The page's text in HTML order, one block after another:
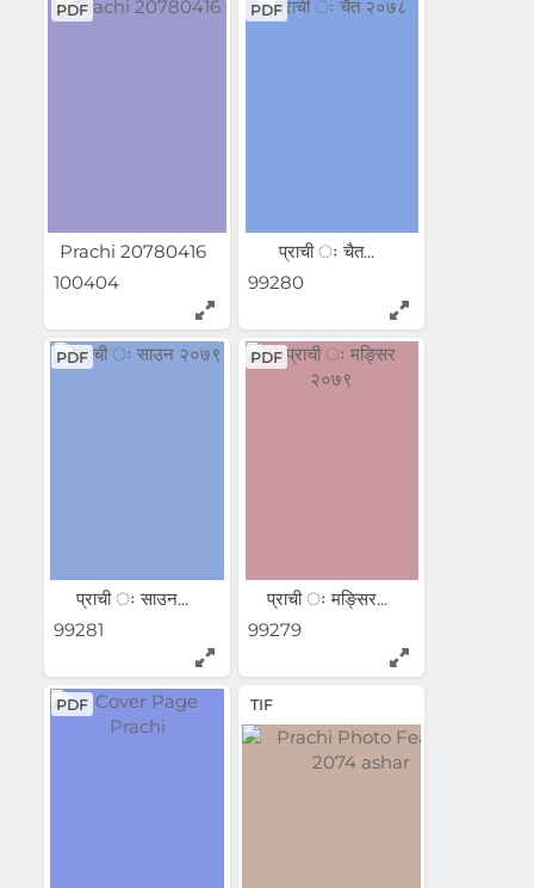
PDF
Prachi 20780416
100404
PDF
प्राची ः चैत...
99280
PDF
प्राची ः साउन...
99281
PDF
प्राची ः मङ्सिर...
99279
PDF TIF